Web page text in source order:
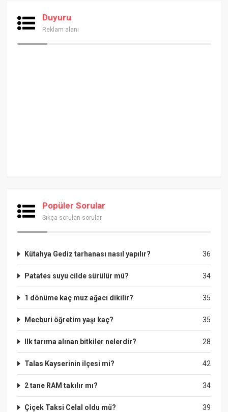
Duyuru
Reklam alanı
Popüler Sorular
Sıkça sorulan sorular
36
Kütahya Gediz tarhanası nasıl yapılır?
34
Patates suyu cilde sürülür mü?
35
1 dönüme kaç muz ağacı dikilir?
35
Mecburi öğretim yaşı kaç?
28
Ilk tarıma alınan bitkiler nelerdir?
42
Talas Kayserinin ilçesi mi?
34
2 tane RAM takılır mı?
39
Çiçek Taksi Celal oldu mü?